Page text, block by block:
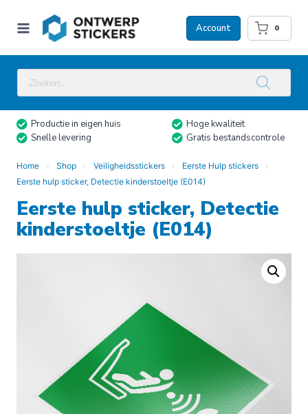
naar
Account 0
Producten
zoeken
Productie in eigen huis
Hoge kwaliteit
Snelle levering
Gratis bestandscontrole
Home Shop Veiligheidsstickers
Eerste Hulp stickers
Eerste hulp sticker, Detectie kinderstoeltje (E014)
Eerste hulp sticker, Detectie
kinderstoeltje (E014)